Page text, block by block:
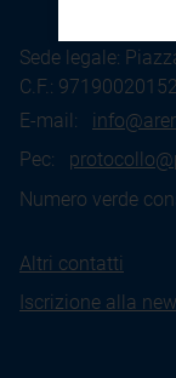
Sede legale:
C.F.: 97190020152
E-mail:
Pec:
Numero verde
Altri contatti
Iscrizione alla